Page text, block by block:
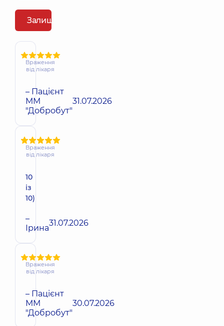
Залишити відгук
Враження
від лікаря
– Пацієнт
ММ
"Добробут"
31.07.2026
Враження
від лікаря
10
із
10)
–
Ірина31.07.2026
Враження
від лікаря
– Пацієнт
ММ
"Добробут"
30.07.2026